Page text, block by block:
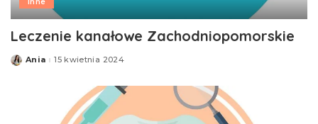
Leczenie kanałowe Zachodniopomorskie
Posted
Ania 15 kwietnia 2024